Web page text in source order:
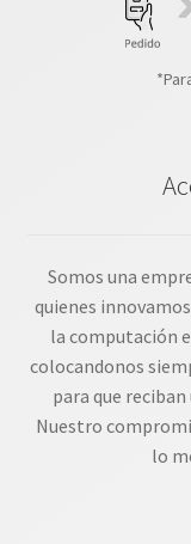
Somos una
quienes
la computación
colocandonos
para que
Nuestro
lo